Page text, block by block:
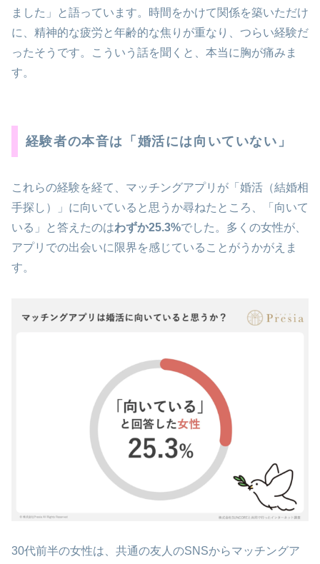
ました」と語っています。時間をかけて関係を築いただけ
に、精神的な疲労と年齢的な焦りが重なり、つらい経験だ
ったそうです。こういう話を聞くと、本当に胸が痛みま
す。
経験者の本音は「婚活には向いていない」
これらの経験を経て、マッチングアプリが「婚活（結婚相
手探し）」に向いていると思うか尋ねたところ、「向いて
いる」と答えたのはわずか25.3%でした。多くの女性が、
アプリでの出会いに限界を感じていることがうかがえま
す。
30代前半の女性は、共通の友人のSNSからマッチングア